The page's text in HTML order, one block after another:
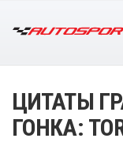
ЦИТАТЫ
ГОНКА: